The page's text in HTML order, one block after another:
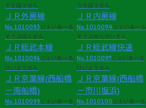
そとぼうせん
ＪＲ外房線
うちぼうせん
ＪＲ内房線
No.1010093 じぇいあーる
そうぶほんせん
ＪＲ総武本線
No.1010094 じぇいあーる
そうぶせんかいそく
ＪＲ総武線快速
No.1010096 じぇいあーる
けいようせん
ＪＲ京葉線(西船橋
－南船橋)
No.1010097じぇいあーる
けいようせん
ＪＲ京葉線(西船橋
－市川塩浜)
No.1010099 じぇいあーる No.1010100 じぇいあーる